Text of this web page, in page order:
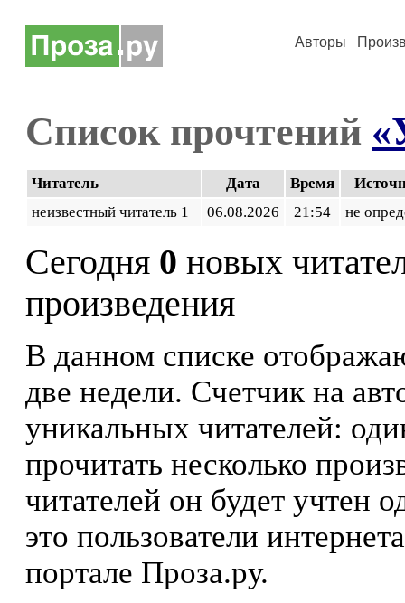
Авторы
Список прочтений
Читатель Дата Время
неизвестный читатель 1
06.08.2026 21:54 не
Сегодня 0 новых
произведения
В данном списке
две недели. Счетчик на
уникальных читателей:
прочитать несколько
читателей он будет учтен
это пользователи
портале Проза.ру.